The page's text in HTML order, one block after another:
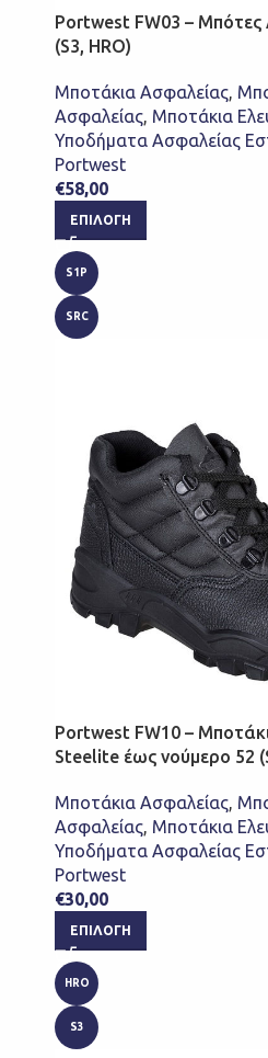
Portwest FW03 –
(S3, HRO)
Μποτάκια Ασφαλείας,
Ασφαλείας, Μποτάκια
Υποδήματα Ασφαλείας
Portwest
€58,00
ΕΠΙΛΟΓΉ
S1P
SRC
Portwest FW10 –
Steelite έως νούμερο 52
Μποτάκια Ασφαλείας,
Ασφαλείας, Μποτάκια
Υποδήματα Ασφαλείας
Portwest
€30,00
ΕΠΙΛΟΓΉ
HRO
S3